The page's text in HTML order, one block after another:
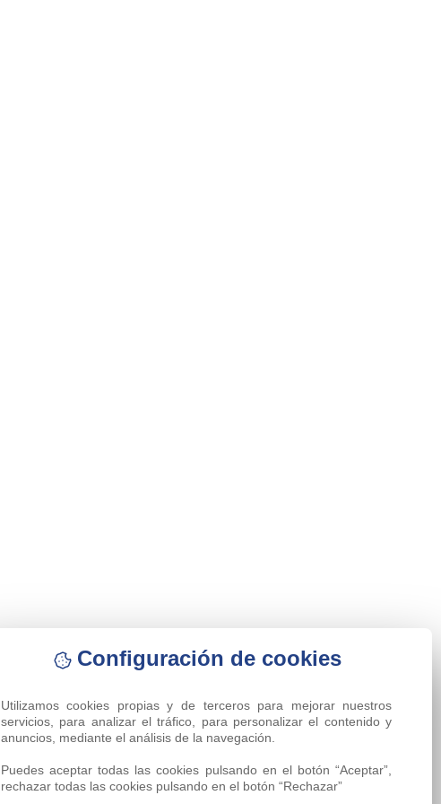
Configuración de cookies
Utilizamos cookies propias y de terceros para mejorar nuestros
servicios, para analizar el tráfico, para personalizar el contenido y
anuncios, mediante el análisis de la navegación.
Puedes aceptar todas las cookies pulsando en el botón “Aceptar”,
rechazar todas las cookies pulsando en el botón “Rechazar”